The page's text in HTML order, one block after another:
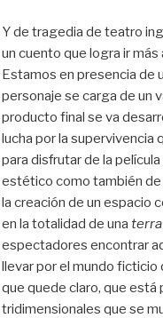
Y de tragedia de teatro
un cuento que logra ir más
Estamos en presencia de
personaje se carga de un
producto final se va
lucha por la supervivencia
para disfrutar de la
estético como también de
la creación de un espacio
en la totalidad de una
espectadores encontrar
llevar por el mundo ficticio
que quede claro, que está
tridimensionales que se